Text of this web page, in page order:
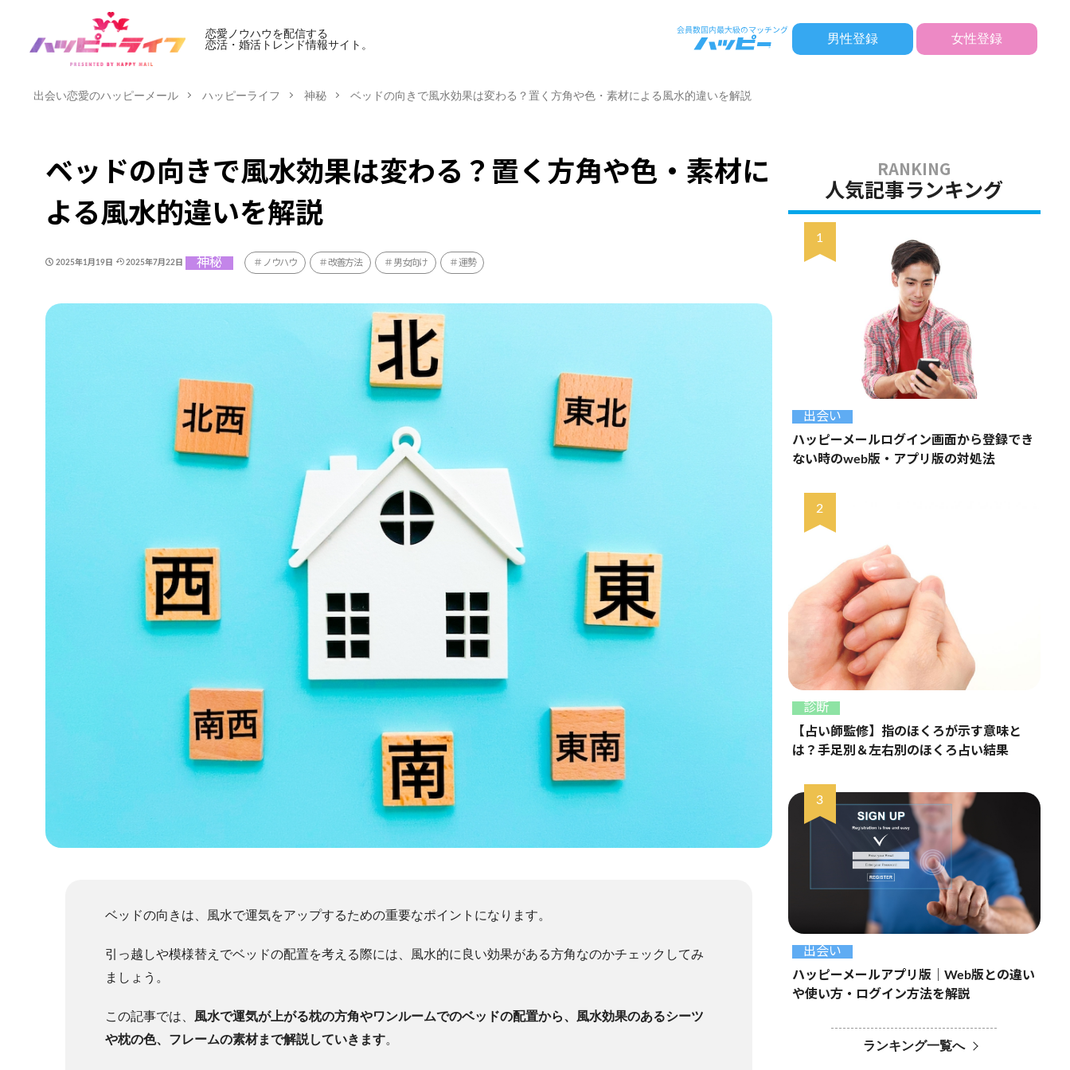
恋愛ノウハウを配信する
恋活・婚活トレンド情報サイト。
男性登録 女性登録
出会い恋愛のハッピーメール ハッピーライフ 神秘 ベッドの向きで風水効果は変わる？置く方角や色・素材による風水的違いを解説
ベッドの向きで風水効果は変わる？置く方角や色・素材に
よる風水的違いを解説
2025年1月19日 2025年7月22日 神秘 ノウハウ 改善方法 男女向け 運勢
ベッドの向きは、風水で運気をアップするための重要なポイントになります。
引っ越しや模様替えでベッドの配置を考える際には、風水的に良い効果がある方角なのかチェックしてみ
ましょう。
この記事では、 風水で運気が上がる枕の方角やワンルームでのベッドの配置から、風水効果のあるシーツ
や枕の色、フレームの素材まで解説していきます。
人気記事ランキング
出会い
ハッピーメールログイン画面から登録でき
ない時のweb版・アプリ版の対処法
診断
【占い師監修】指のほくろが示す意味と
は？手足別＆左右別のほくろ占い結果
出会い
ハッピーメールアプリ版｜Web版との違い
や使い方・ログイン方法を解説
ランキング一覧へ